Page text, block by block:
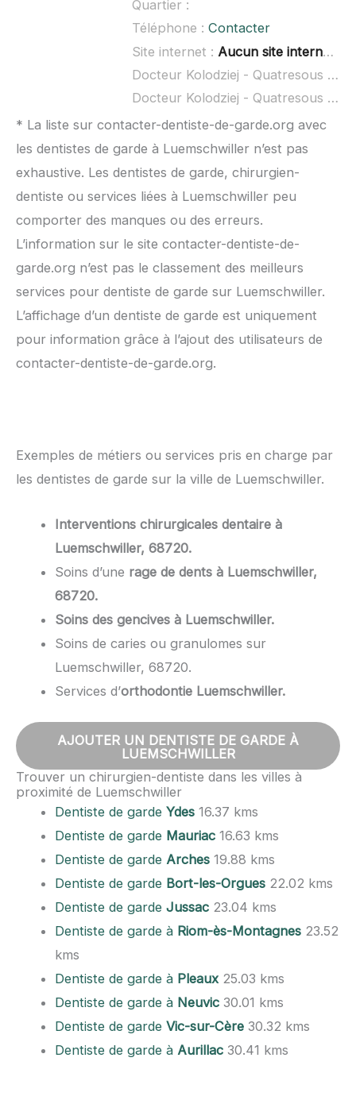
Quartier :
Téléphone : Contacter
Site internet : Aucun site internet connu
Docteur Kolodziej - Quatresous Cindy à domicile :
Docteur Kolodziej - Quatresous Cindy ouvert dimanche :
* La liste sur contacter-dentiste-de-garde.org avec
les dentistes de garde à Luemschwiller n’est pas
exhaustive. Les dentistes de garde, chirurgien-
dentiste ou services liées à Luemschwiller peu
comporter des manques ou des erreurs.
L’information sur le site contacter-dentiste-de-
garde.org n’est pas le classement des meilleurs
services pour dentiste de garde sur Luemschwiller.
L’affichage d’un dentiste de garde est uniquement
pour information grâce à l’ajout des utilisateurs de
contacter-dentiste-de-garde.org.
Exemples de métiers ou services pris en charge par
les dentistes de garde sur la ville de Luemschwiller.
Interventions chirurgicales dentaire à
Luemschwiller, 68720.
Soins d’une rage de dents à Luemschwiller,
68720.
Soins des gencives à Luemschwiller.
Soins de caries ou granulomes sur
Luemschwiller, 68720.
Services d’orthodontie Luemschwiller.
AJOUTER UN DENTISTE DE GARDE À
LUEMSCHWILLER
Trouver un chirurgien-dentiste dans les villes à
proximité de Luemschwiller
Dentiste de gardeYdes 16.37 kms
Dentiste de garde Mauriac 16.63 kms
Dentiste de garde Arches 19.88 kms
Dentiste de garde Bort-les-Orgues 22.02 kms
Dentiste de gardeJussac 23.04 kms
Dentiste de garde à Riom-ès-Montagnes 23.52
kms
Dentiste de garde à Pleaux 25.03 kms
Dentiste de garde à Neuvic 30.01 kms
Dentiste de gardeVic-sur-Cère 30.32 kms
Dentiste de garde à Aurillac 30.41 kms